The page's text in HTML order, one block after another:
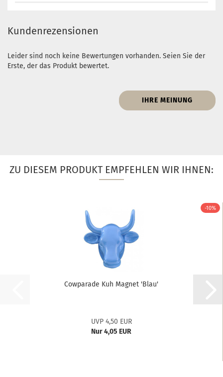
Kundenrezensionen
Leider sind noch keine Bewertungen vorhanden. Seien Sie der
Erste, der das Produkt bewertet.
IHRE MEINUNG
ZU DIESEM PRODUKT EMPFEHLEN WIR IHNEN:
-10%
Cowparade Kuh Magnet 'Blau'
UVP 4,50 EUR
Nur 4,05 EUR